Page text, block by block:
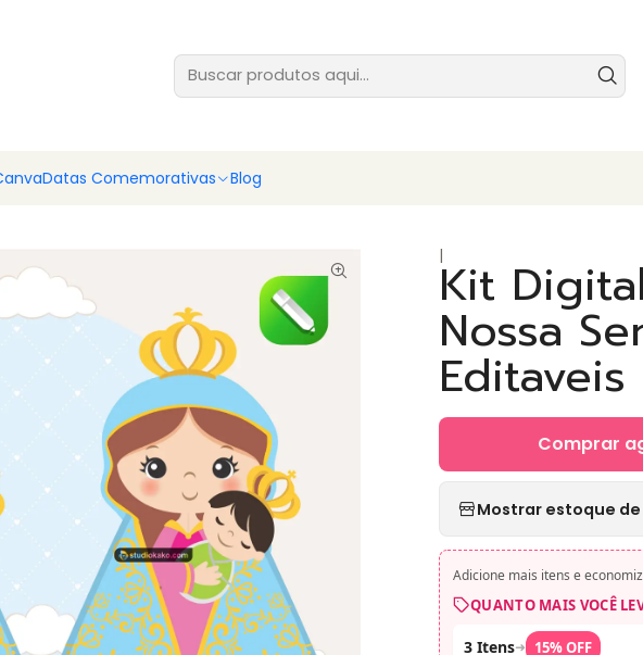
Datas Comemorativas Blog
|Kit
Nossa
Comprar
Mostrar estoque
Adicione mais itens e
QUANTO MAIS VOCÊ
3 Itens➜ 15% OFF